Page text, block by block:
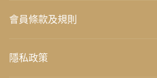
會員條款及規則
隱私政策